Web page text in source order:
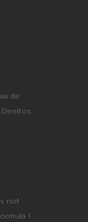
de
Direitos
not
1